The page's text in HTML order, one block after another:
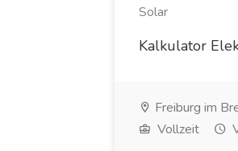
Solar
Kalkulator
Freiburg im
Vollzeit